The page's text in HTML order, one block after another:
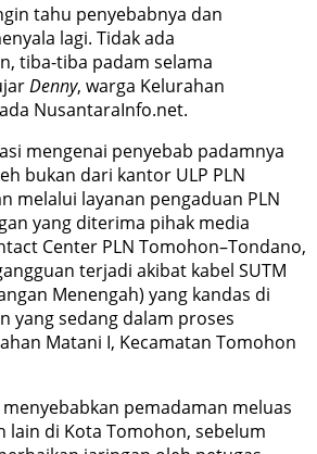
tahu penyebabnya dan
lagi. Tidak ada
tiba-tiba padam selama
Denny, warga Kelurahan
NusantaraInfo.net.
mengenai penyebab padamnya
bukan dari kantor ULP PLN
melalui layanan pengaduan PLN
yang diterima pihak media
Center PLN Tomohon–Tondano,
terjadi akibat kabel SUTM
Menengah) yang kandas di
yang sedang dalam proses
Matani I, Kecamatan Tomohon
pemadaman meluas
lain di Kota Tomohon, sebelum